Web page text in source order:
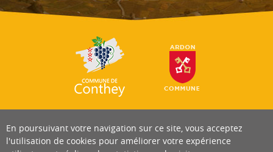
En poursuivant votre navigation sur ce site, vous acceptez
l'utilisation de cookies pour améliorer votre expérience